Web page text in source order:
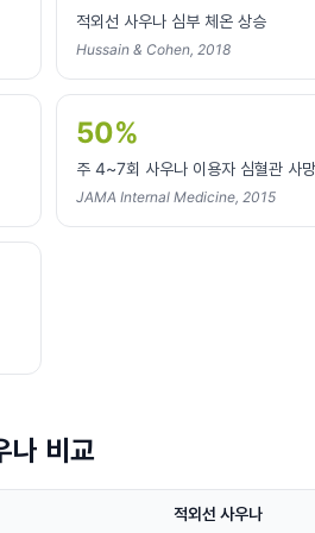
적외선 사우나 심부 체온 상승
Hussain & Cohen, 2018
50%
주 4~7회 사우나 이용자 심혈관 사
JAMA Internal Medicine, 2015
나 비교
적외선 사우나